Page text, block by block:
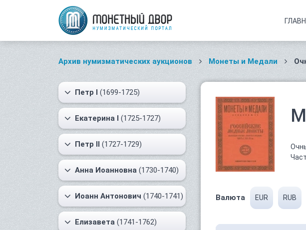
Архив нумизматических аукционов Монеты и Медали
Петр I (1699-1725)
Екатерина I (1725-1727)
Петр II (1727-1729)
Анна Иоанновна (1730-1740)
Иоанн Антонович (1740-1741)
Елизавета (1741-1762)
Валюта EUR RUB